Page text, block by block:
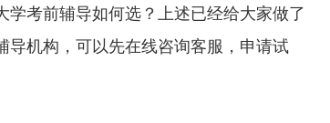
考前辅导如何选？上述已经给大家做了
导机构，可以先在线咨询客服，申请试